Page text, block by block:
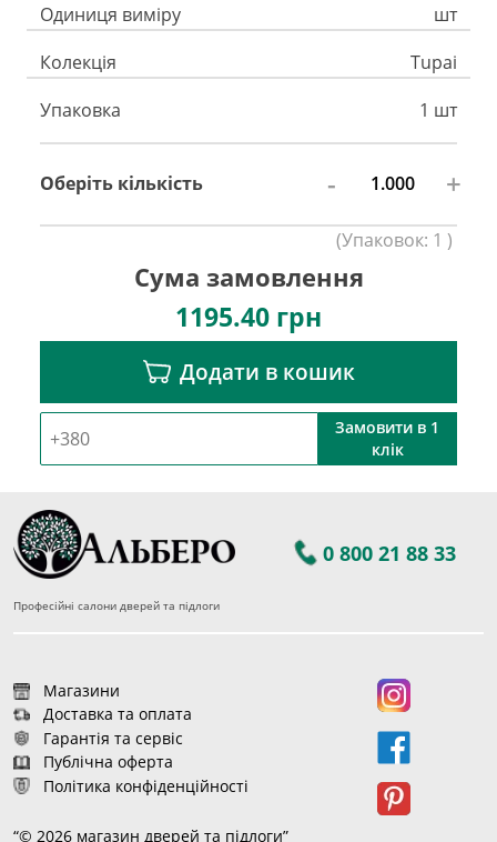
Одиниця виміру
шт
Колекція
Tupai
Упаковка
1 шт
Оберіть кількість - +
(Упаковок: 1 )
Сума замовлення
1195.40 грн
Додати в кошик
Замовити в 1
клік
0 800 21 88 33
Професійні салони дверей та підлоги
Магазини
Доставка та оплата
Гарантія та сервіс
Публічна оферта
Політика конфіденційності
“© 2026 магазин дверей та підлоги”